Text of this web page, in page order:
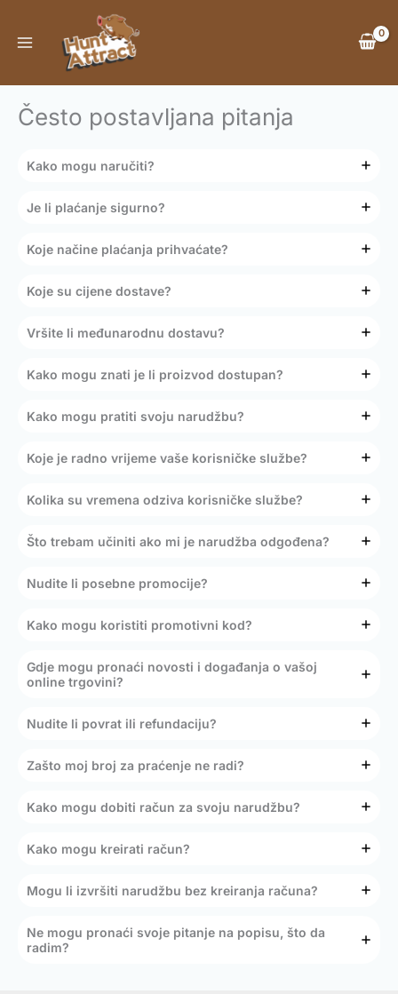
content
Često postavljana pitanja
Kako mogu naručiti?
Je li plaćanje sigurno?
Koje načine plaćanja prihvaćate?
Koje su cijene dostave?
Vršite li međunarodnu dostavu?
Kako mogu znati je li proizvod dostupan?
Kako mogu pratiti svoju narudžbu?
Koje je radno vrijeme vaše korisničke službe?
Kolika su vremena odziva korisničke službe?
Što trebam učiniti ako mi je narudžba odgođena?
Nudite li posebne promocije?
Kako mogu koristiti promotivni kod?
Gdje mogu pronaći novosti i događanja o vašoj
online trgovini?
Nudite li povrat ili refundaciju?
Zašto moj broj za praćenje ne radi?
Kako mogu dobiti račun za svoju narudžbu?
Kako mogu kreirati račun?
Mogu li izvršiti narudžbu bez kreiranja računa?
Ne mogu pronaći svoje pitanje na popisu, što da
radim?